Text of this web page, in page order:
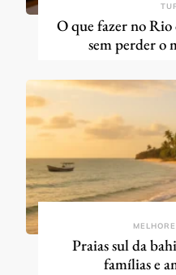
O que fazer no
sem perder o
Praias sul da
famílias e